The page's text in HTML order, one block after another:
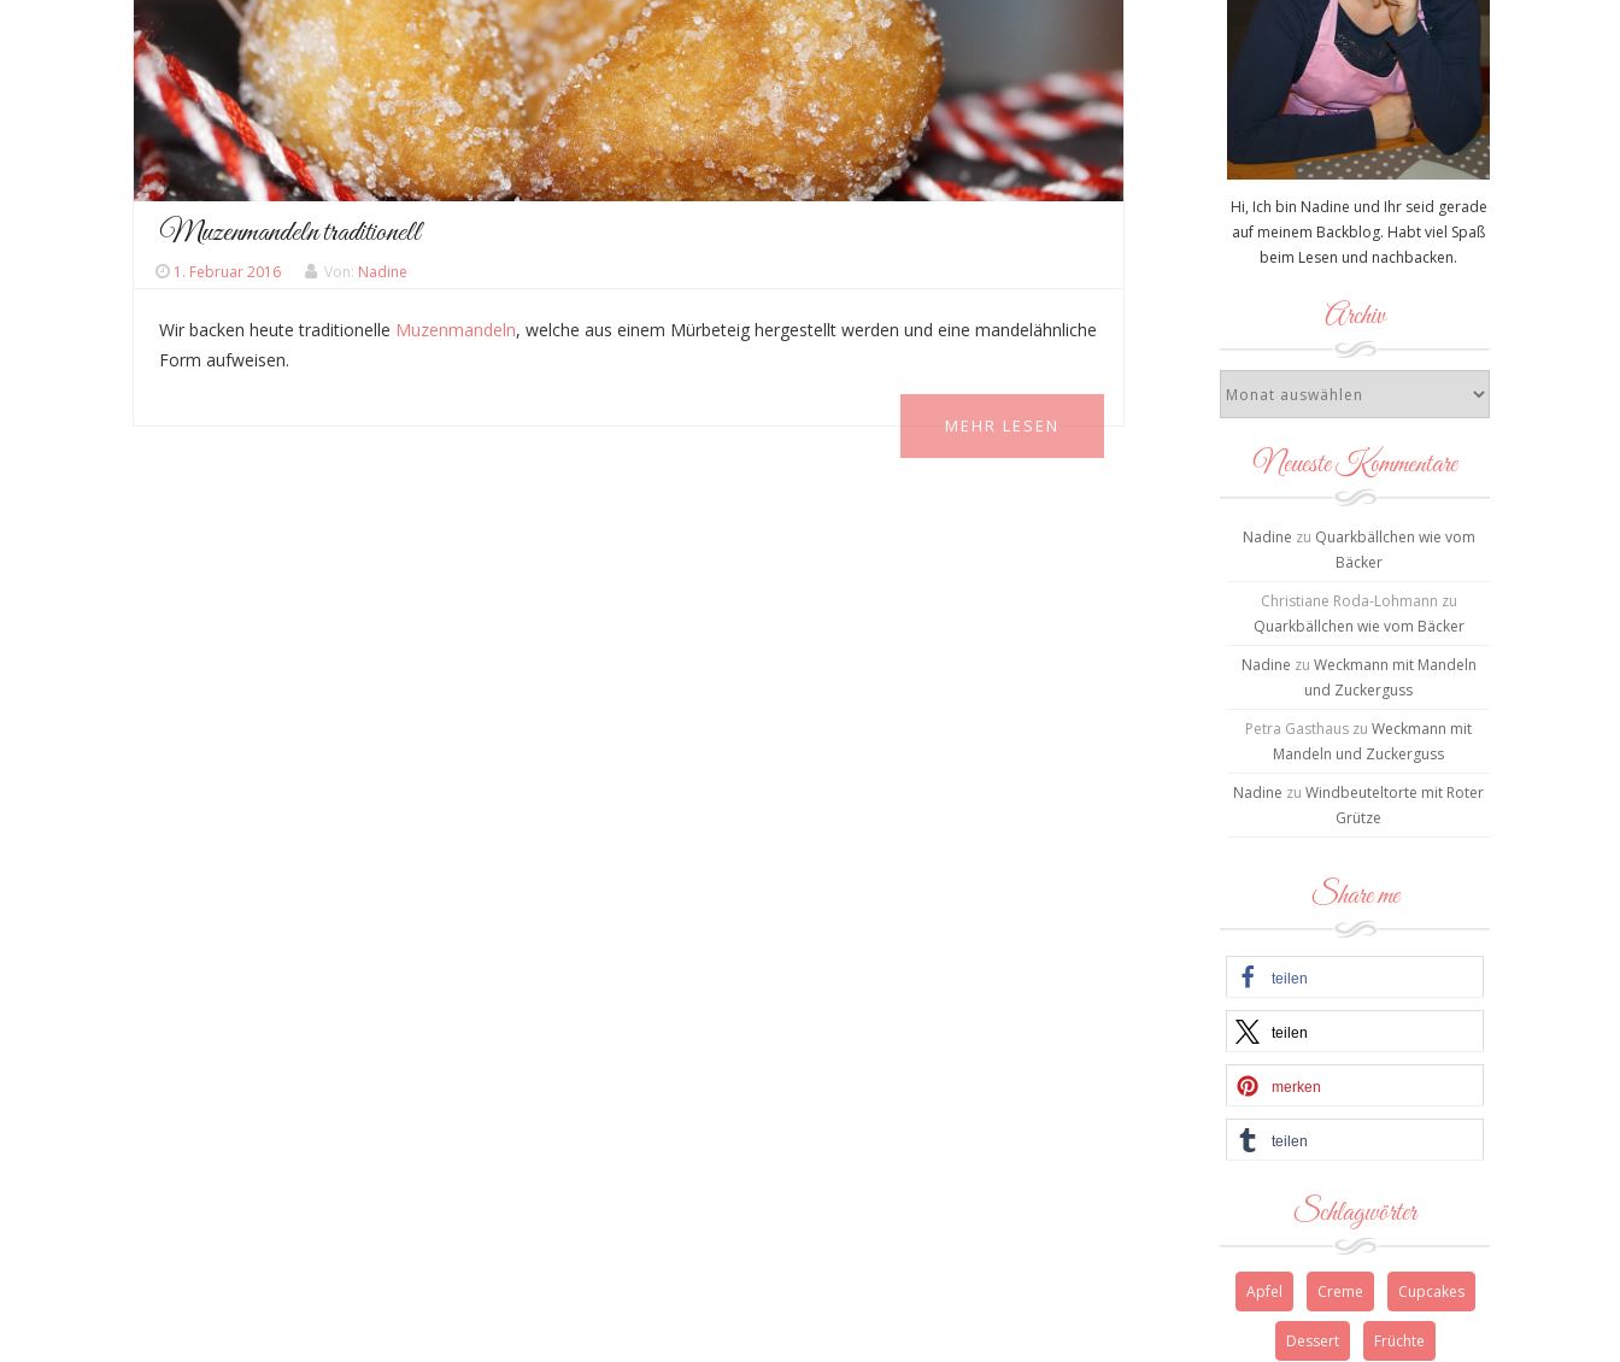
Muzenmandeln traditionell
1. Februar 2016 Von: Nadine
Wir backen heute traditionelle Muzenmandeln, welche aus einem Mürbeteig hergestellt werden und eine mandelähnliche
Form aufweisen.
MEHR LESEN
Hi, Ich bin Nadine und Ihr seid gerade
auf meinem Backblog. Habt viel Spaß
beim Lesen und nachbacken.
Archiv
Neueste Kommentare
Nadine zu Quarkbällchen wie vom
Bäcker
Christiane Roda-Lohmann zu
Quarkbällchen wie vom Bäcker
Nadine zu Weckmann mit Mandeln
und Zuckerguss
Petra Gasthaus zu Weckmann mit
Mandeln und Zuckerguss
Nadine zu Windbeuteltorte mit Roter
Grütze
Share me
teilen
teilen
merken
teilen
Schlagwörter
Apfel Creme Cupcakes
Dessert Früchte